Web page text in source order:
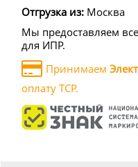
Отгрузка из: Москва
Мы предоставляем
для ИПР.
Принимаем
оплату ТСР.